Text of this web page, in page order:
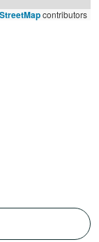
contributors